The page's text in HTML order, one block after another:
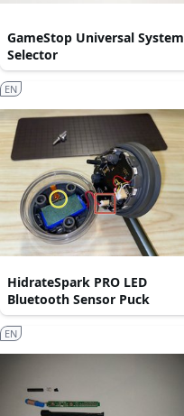
GameStop Universal System
Selector
HidrateSpark PRO LED
Bluetooth Sensor Puck
EN
EN